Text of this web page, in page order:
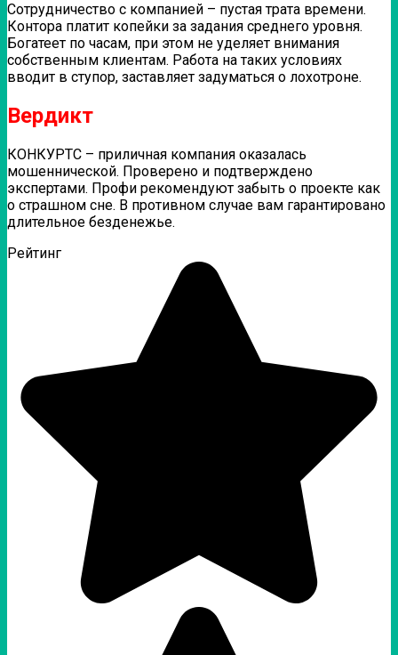
Сотрудничество с компанией – пустая трата времени.
Контора платит копейки за задания среднего уровня.
Богатеет по часам, при этом не уделяет внимания
собственным клиентам. Работа на таких условиях
вводит в ступор, заставляет задуматься о лохотроне.
Вердикт
КОНКУРТС – приличная компания оказалась
мошеннической. Проверено и подтверждено
экспертами. Профи рекомендуют забыть о проекте как
о страшном сне. В противном случае вам гарантировано
длительное безденежье.
Рейтинг